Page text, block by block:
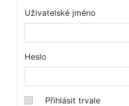
Uživatelské jméno
Heslo
Přihlásit trvale